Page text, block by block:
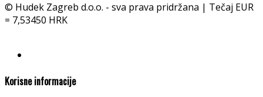
© Hudek Zagreb d.o.o. - sva prava pridržana | Tečaj EUR
= 7,53450 HRK
Korisne informacije